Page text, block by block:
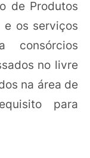
de Produtos
e os serviços
consórcios
no livre
na área de
para